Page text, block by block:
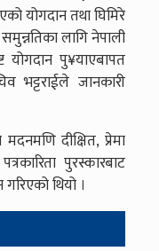
योगदान तथा घिमिरे
लागि नेपाली
योगदान पु¥याएबापत
भट्टराईले जानकारी
दीक्षित, प्रेमा
पुरस्कारबाट
गरिएको थियो ।